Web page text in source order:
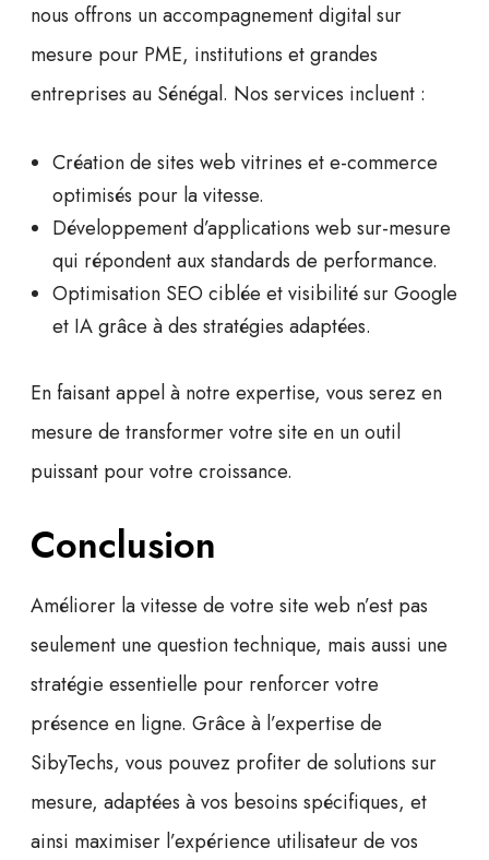
nous offrons unaccompagnement digitalsur
mesure pour PME, institutions et grandes
entreprises au Sénégal. Nos services incluent :
Création de sites web vitrines et e-commerce
optimisés pour la vitesse.
Développement d’applications web sur-mesure
qui répondent aux standards de performance.
Optimisation SEO ciblée et visibilité sur Google
et IA grâce à des stratégies adaptées.
En faisant appel à notre expertise, vous serez en
mesure de transformer votre site en un outil
puissant pour votre croissance.
Conclusion
Améliorer la vitesse de votre site web n’est pas
seulement une question technique, mais aussi une
stratégie essentielle pour renforcer votre
présence en ligne. Grâce à l’expertise de
SibyTechs, vous pouvez profiter de solutions sur
mesure, adaptées à vos besoins spécifiques, et
ainsi maximiser l’expérience utilisateur de vos